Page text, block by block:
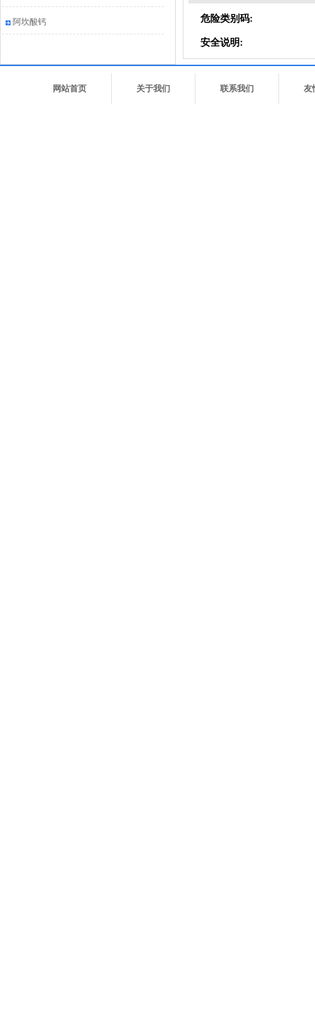
阿坎酸钙 危险类别码:
安全说明:
网站首页 关于我们 联系我们 友